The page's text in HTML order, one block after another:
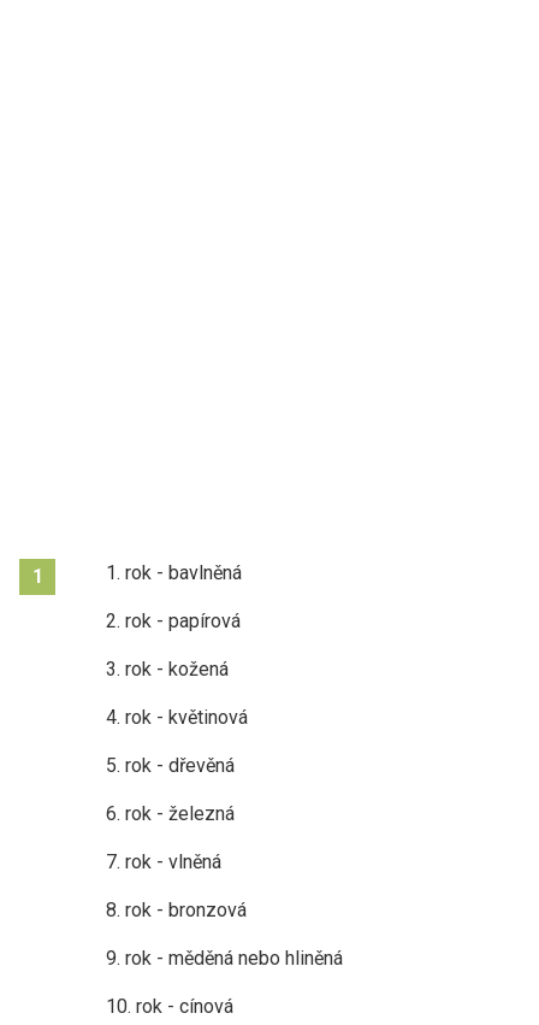
1 1. rok - bavlněná
2. rok - papírová
3. rok - kožená
4. rok - květinová
5. rok - dřevěná
6. rok - železná
7. rok - vlněná
8. rok - bronzová
9. rok - měděná nebo hliněná
10. rok - cínová